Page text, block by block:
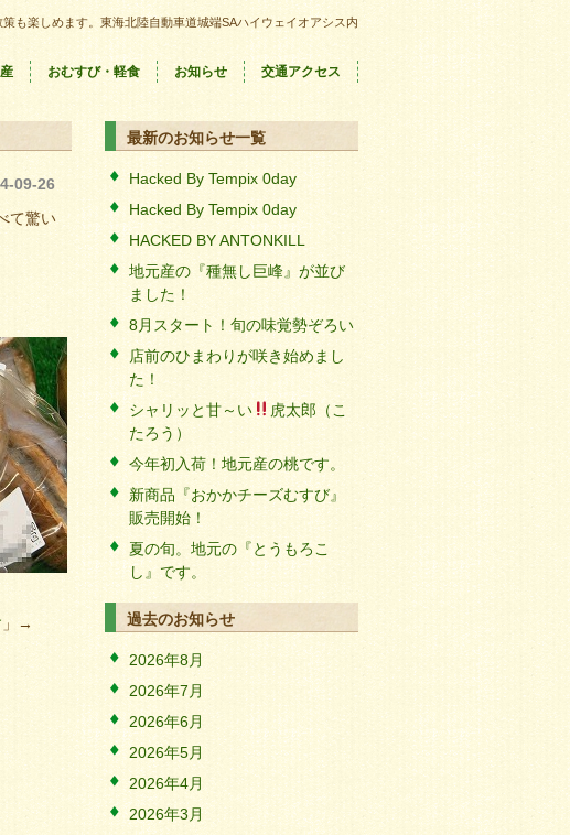
も楽しめます。東海北陸自動車道城端SAハイウェイオアシス内
おむすび・軽食 お知らせ 交通アクセス
09-26
て驚い
」→
最新のお知らせ一覧
Hacked By Tempix 0day
Hacked By Tempix 0day
HACKED BY ANTONKILL
地元産の『種無し巨峰』が並び
ました！
8月スタート！旬の味覚勢ぞろい
店前のひまわりが咲き始めまし
た！
シャリッと甘～い
虎太郎（こ
たろう）
今年初入荷！地元産の桃です。
新商品『おかかチーズむすび』
販売開始！
夏の旬。地元の『とうもろこ
し』です。
過去のお知らせ
2026年8月
2026年7月
2026年6月
2026年5月
2026年4月
2026年3月